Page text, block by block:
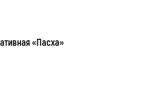
«Пасха»